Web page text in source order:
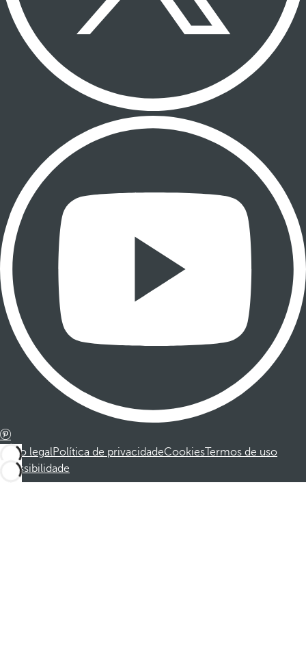
Aviso legalPolítica de privacidadeCookiesTermos de uso
Acessibilidade